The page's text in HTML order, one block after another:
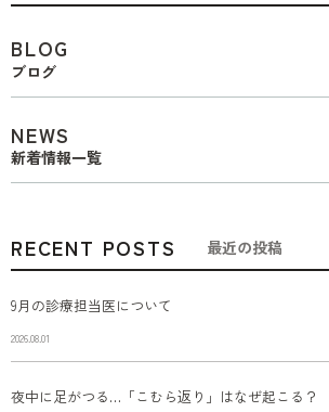
BLOG
ブログ
NEWS
新着情報一覧
RECENT POSTS 最近の投稿
9月の診療担当医について
2026.08.01
夜中に足がつる…「こむら返り」はなぜ起こる？